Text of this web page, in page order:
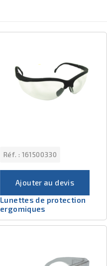
Réf. : 161500330
Ajouter au devis
Lunettes de protection
ergomiques